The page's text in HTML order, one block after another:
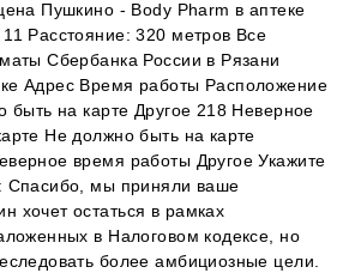
Пушкино - Body Pharm в аптеке
Расстояние: 320 метров Все
Сбербанка России в Рязани
Адрес Время работы Расположение
быть на карте Другое 218 Неверное
Не должно быть на карте
время работы Другое Укажите
Спасибо, мы приняли ваше
хочет остаться в рамках
в Налоговом кодексе, но
более амбициозные цели.